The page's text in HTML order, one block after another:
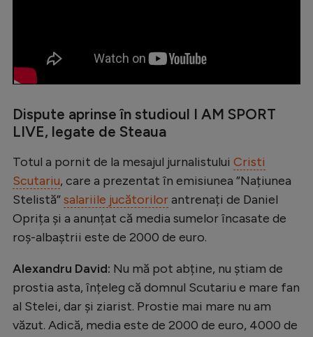
Gimnastică
Ciclism
Alte sporturi
JO 2026
Dispute aprinse în studioul I AM SPORT
LIVE, legate de Steaua
Totul a pornit de la mesajul jurnalistului Cristi
Scutariu, care a prezentat în emisiunea ”Națiunea
Stelistă”salariile jucătorilorantrenați de Daniel
Oprița și a anunțat că media sumelor încasate de
roș-albaștrii este de 2000 de euro.
Alexandru David: Nu mă pot abține, nu știam de
prostia asta, înțeleg că domnul Scutariu e mare fan
al Stelei, dar și ziarist. Prostie mai mare nu am
văzut. Adică, media este de 2000 de euro, 4000 de